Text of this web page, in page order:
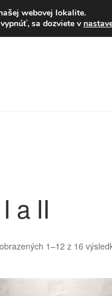
09:00–16:00
a II
1–12 z 16
webovej lokalite.
sa dozviete v